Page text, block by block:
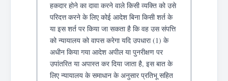
हकदार होने का दावा करने वाले किसी व्यक्ति को उसे
परिदत्त करने के लिए कोई आदेश बिना किसी शर्त के
या इस शर्त पर किया जा सकता है कि वह उस संपत्ति
को न्यायालय को वापस करेगा यदि उपधारा (1) के
अधीन किया गया आदेश अपील या पुनरीक्षण पर
उपांतरित या अपास्त कर दिया जाता है, इस बात के
लिए न्यायालय के समाधान के अनुसार प्रतिभू सहित